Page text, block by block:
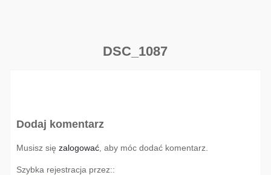
DSC_1087
Dodaj komentarz
Musisz się zalogować, aby móc dodać komentarz.
Szybka rejestracja przez::